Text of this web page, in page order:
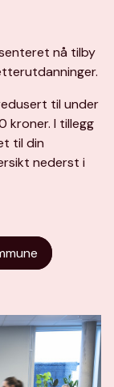
nå tilby
til under
kroner. I tillegg
til din
nederst i